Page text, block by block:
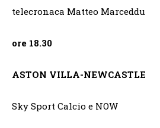
telecronaca Matteo Marceddu
ore 18.30
ASTON VILLA-NEWCASTLE
Sky Sport Calcio e NOW